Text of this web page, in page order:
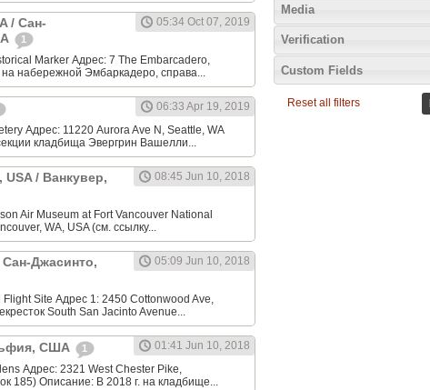
/ Сан-
1
05:34 Oct 07, 2019
Marker Адрес: 7 The Embarcadero,
набережной Эмбаркадеро, справа...
06:33 Apr 19, 2019
Адрес: 11220 Aurora Ave N, Seattle, WA
кладбища Эвергрин Вашелли...
/ Ванкувер,
08:45 Jun 10, 2018
Air Museum at Fort Vancouver National
WA, USA (см. ссылку...
Джасинто,
05:09 Jun 10, 2018
Site Адрес 1: 2450 Cottonwood Ave,
South San Jacinto Avenue...
США 1
01:41 Jun 10, 2018
Адрес: 2321 West Chester Pike,
185) Описание: В 2018 г. на кладбище...
Media
Verification
Custom Fields
Reset all filters